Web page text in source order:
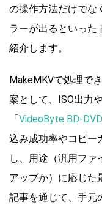
の操作方法だけでな
ラーが出るといった
紹介します。
MakeMKVで処理で
案として、ISO出力
「VideoByte BD-
込み成功率やコピー
し、用途（汎用ファ
アップか）に応じた
記事を通じて、手元